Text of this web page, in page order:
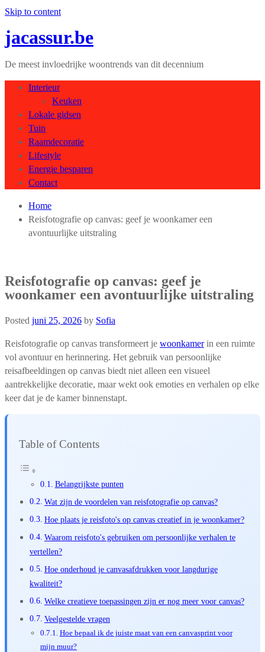
Skip to content
jacassur.be
De meest invloedrijke woontrends van dit decennium
Interieur
Keuken
Lokale gidsen
Tuin
Raamdecoratie
Lifestyle
Energie besparen
Contact
Home
Reisfotografie op canvas: geef je woonkamer een
avontuurlijke uitstraling
Reisfotografie op canvas: geef je
woonkamer een avontuurlijke uitstraling
Posted juni 25, 2026 by Sofia
Reisfotografie op canvas transformeert je woonkamerin een ruimte
vol avontuur en herinnering. Het gebruik van persoonlijke
reisafbeeldingen op canvas biedt niet alleen een visueel
aantrekkelijke decoratie, maar wekt ook emoties en verhalen op elke
keer dat je de kamer binnenstapt.
Table of Contents
Belangrijkste punten
Wat zijn de voordelen van reisfotografie op canvas?
Hoe plaats je reisfoto's op canvas creatief in je woonkamer?
Waarom reisfoto's gebruiken om persoonlijke verhalen te
vertellen?
Hoe onderhoud je canvasafdrukken voor langdurige
kwaliteit?
Welke creatieve toepassingen zijn er nog meer voor canvas?
Veelgestelde vragen
Hoe bepaal ik de juiste maat van een canvasprint voor
mijn muur?